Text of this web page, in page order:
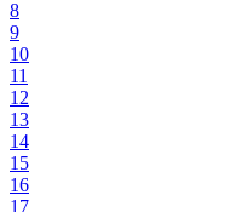
8
9
10
11
12
13
14
15
16
17